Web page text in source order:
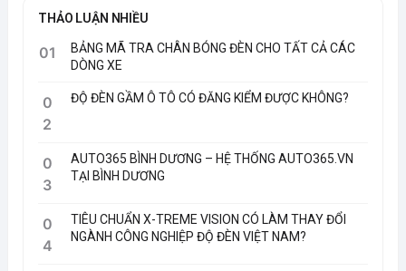
THẢO LUẬN NHIỀU
01
BẢNG MÃ TRA CHÂN BÓNG ĐÈN CHO TẤT CẢ CÁC
DÒNG XE
0
2
ĐỘ ĐÈN GẦM Ô TÔ CÓ ĐĂNG KIỂM ĐƯỢC KHÔNG?
0
3
AUTO365 BÌNH DƯƠNG – HỆ THỐNG AUTO365.VN
TẠI BÌNH DƯƠNG
0
4
TIÊU CHUẨN X-TREME VISION CÓ LÀM THAY ĐỔI
NGÀNH CÔNG NGHIỆP ĐỘ ĐÈN VIỆT NAM?